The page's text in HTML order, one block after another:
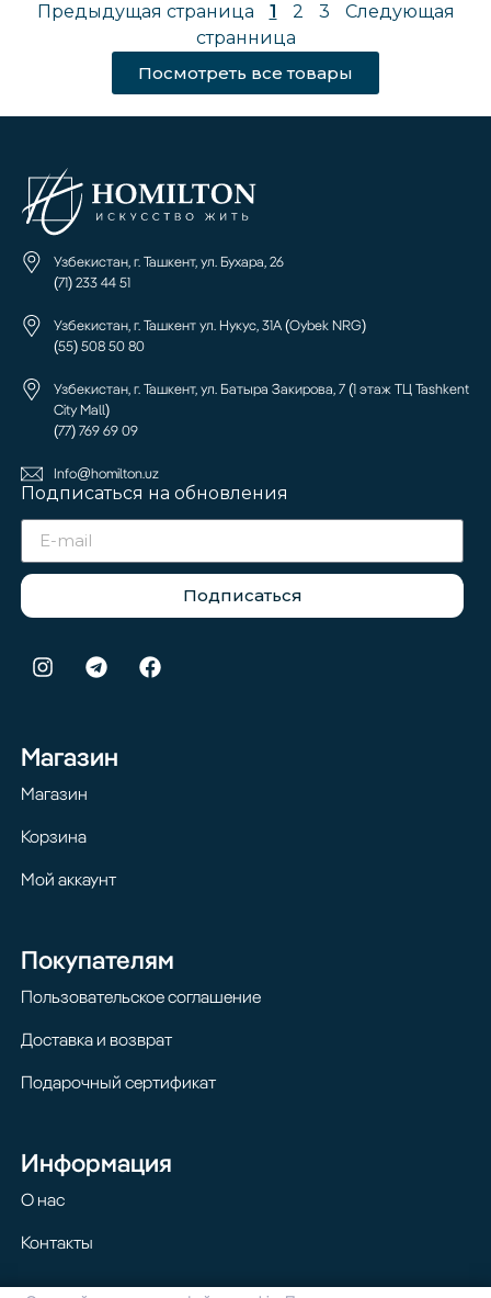
Предыдущая страница 1 2 3
Следующая
странница
Посмотреть все товары
Узбекистан, г. Ташкент, ул. Бухара, 26
(71) 233 44 51
Узбекистан, г. Ташкент ул. Нукус, 31А (Oybek NRG)
(55) 508 50 80
Узбекистан, г. Ташкент, ул. Батыра Закирова, 7 (1 этаж ТЦ Tashkent
City Mall)
(77) 769 69 09
Info@homilton.uz
Подписаться на обновления
Подписаться
Магазин
Магазин
Корзина
Мой аккаунт
Покупателям
Пользовательское соглашение
Доставка и возврат
Подарочный сертификат
Информация
О нас
Контакты